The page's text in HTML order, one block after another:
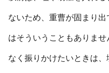
ないため、重曹が固まり
はそういうこともありま
なく振りかけたいときは